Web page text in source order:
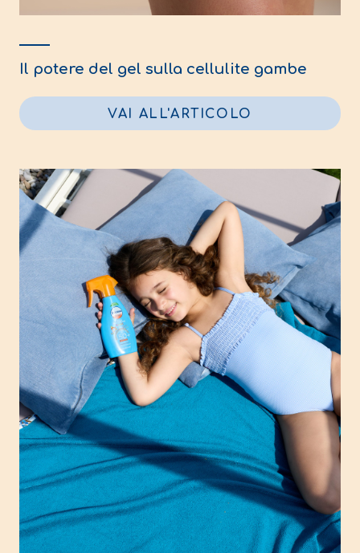
Il potere del gel sulla cellulite gambe
VAI ALL'ARTICOLO